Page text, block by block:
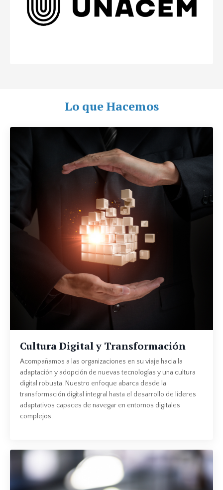
Lo que Hacemos
Cultura Digital y Transformación
Acompañamos a las organizaciones en su viaje hacia la
adaptación y adopción de nuevas tecnologías y una cultura
digital robusta. Nuestro enfoque abarca desde la
transformación digital integral hasta el desarrollo de líderes
adaptativos capaces de navegar en entornos digitales
complejos.